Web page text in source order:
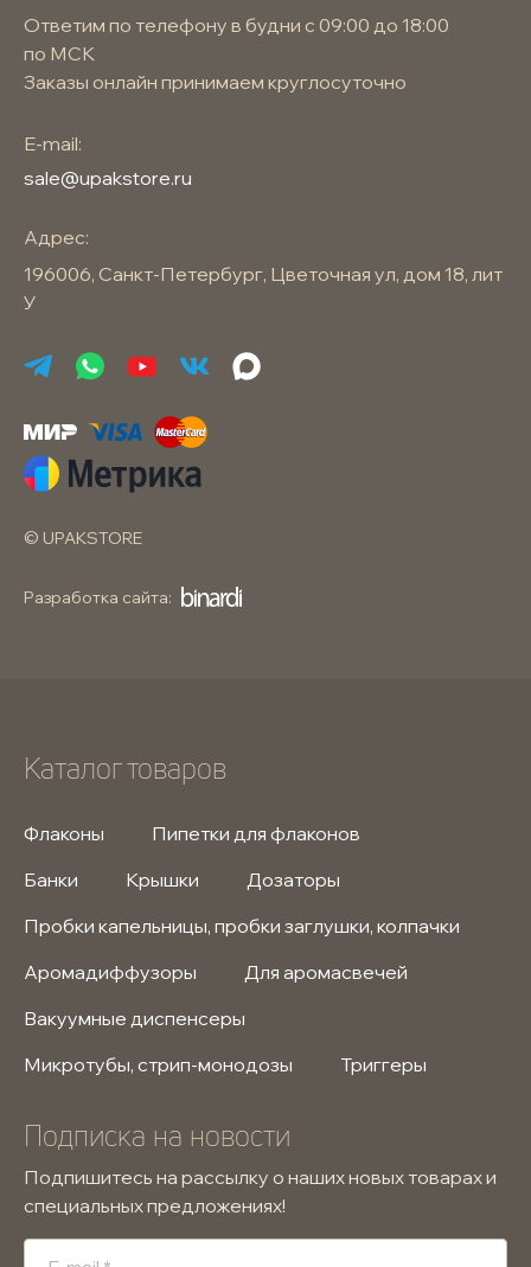
Ответим по телефону в будни с 09:00 до 18:00
по МСК
Заказы онлайн принимаем круглосуточно
E-mail:
sale@upakstore.ru
Адрес:
196006, Санкт-Петербург, Цветочная ул, дом 18, лит
У
© UPAKSTORE
Разработка сайта:
Каталог товаров
Флаконы
Пипетки для флаконов
Банки
Крышки
Дозаторы
Пробки капельницы, пробки заглушки, колпачки
Аромадиффузоры
Для аромасвечей
Вакуумные диспенсеры
Микротубы, стрип-монодозы
Триггеры
Подписка на новости
Подпишитесь на рассылку о наших новых товарах и
специальных предложениях!